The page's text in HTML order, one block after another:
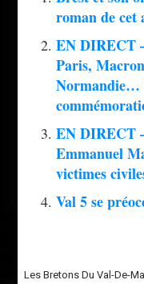
roman de
EN DIRECT
Paris,
Normandie…
EN DIRECT
Emmanuel
victimes
Val 5 se
Les Bretons Du Val-De-